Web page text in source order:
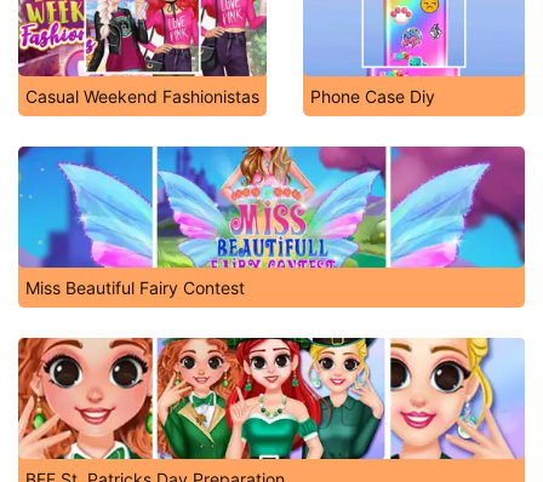
Casual Weekend Fashionistas Phone Case Diy
Miss Beautiful Fairy Contest